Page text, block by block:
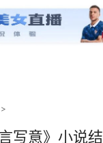
写意》小说